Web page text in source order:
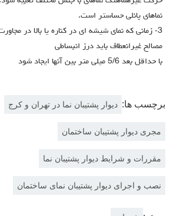
نماهاي پانلی حساستر است.
3- زمانی که نماي شیشه ای در کناره یا بالا در
مصالح غیرانعطاف باید درز انبساطی
با حداقل بعد 5/6 میلی متر بین آنها ایجاد شود
برچسب ها: دیوار پشتیبان نما در تهران و کرج
مجری دیوار پشتیبان ساختمان
مقررات و شرایط دیوار پشتیبان نما
نصب و اجرای دیوار پشتیبان نمای ساختمان